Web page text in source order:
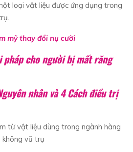
loại vật liệu được ứng dụng trong
mỹ thay đổi nụ cười
pháp cho người bị mất răng
nhân và 4 Cách điều trị